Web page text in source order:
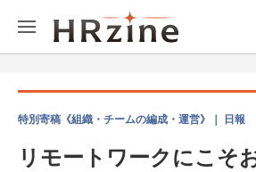
特別寄稿《組織・チームの編成・運営》｜ 日報
リモートワークにこそ